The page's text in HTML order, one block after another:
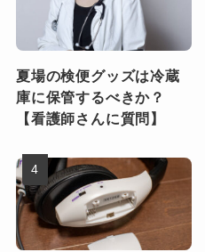
夏場の検便グッズは冷蔵
庫に保管するべきか？
【看護師さんに質問】